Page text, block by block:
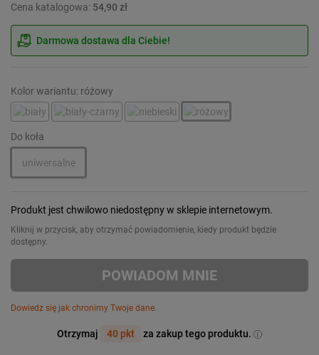
Cena katalogowa: 54,90 zł
Darmowa dostawa dla Ciebie!
Kolor wariantu: różowy
Do koła
uniwersalne
Produkt jest chwilowo niedostępny w sklepie internetowym.
Kliknij w przycisk, aby otrzymać powiadomienie, kiedy produkt będzie
dostępny.
POWIADOM MNIE
Dowiedz się jak chronimy Twoje dane.
Otrzymaj 40 pkt za zakup tego produktu.